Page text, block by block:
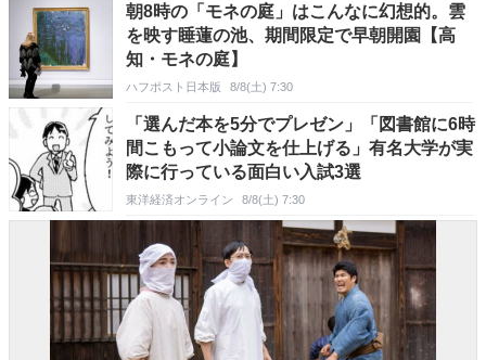
朝8時の「モネの庭」はこんなに幻想的。雲
を映す睡蓮の池、期間限定で早朝開園【高
知・モネの庭】
ハフポスト日本版 8/8(土) 7:30
「選んだ本を5分でプレゼン」「図書館に6時
間こもって小論文を仕上げる」有名大学が実
際に行っている面白い入試3選
東洋経済オンライン 8/8(土) 7:30